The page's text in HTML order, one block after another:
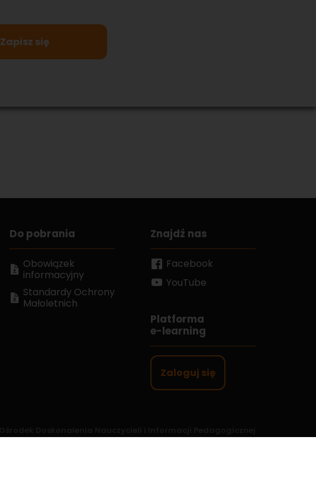
Zapisz się
Do pobrania
Obowiązek
informacyjny
Standardy Ochrony
Małoletnich
Znajdź nas
Facebook
YouTube
Platforma
e-learning
Zaloguj się